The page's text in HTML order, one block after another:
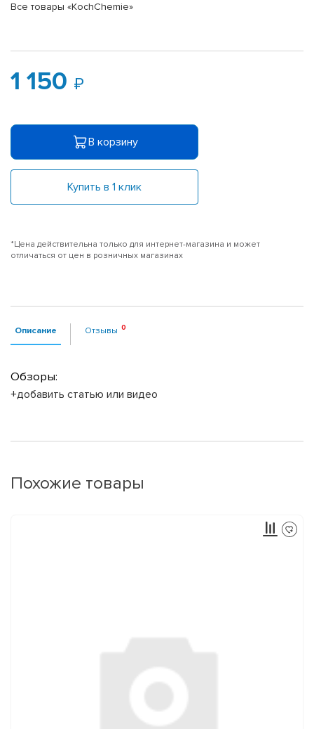
Все товары «KochChemie»
1 150
В корзину
Купить в 1 клик
*Цена действительна только для интернет-магазина и может
отличаться от цен в розничных магазинах
Описание Отзывы
Обзоры:
+добавить статью или видео
Похожие товары